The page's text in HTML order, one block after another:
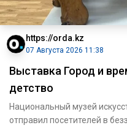
https://orda.kz
07 Августа 2026 11:38
Выставка Город и
детство
Национальный музей
отправил посетителей в